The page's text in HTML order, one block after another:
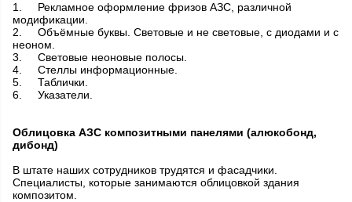
1.
Рекламное оформление фризов АЗС, различной
модификации.
2.
Объёмные буквы. Световые и не световые, с диодами и с
неоном.
3.
Световые неоновые полосы.
4.
Стеллы информационные.
5.
Таблички.
6.
Указатели.
Облицовка АЗС композитными панелями (алюкобонд,
дибонд)
В штате наших сотрудников трудятся и фасадчики.
Специалисты, которые занимаются облицовкой здания
композитом.